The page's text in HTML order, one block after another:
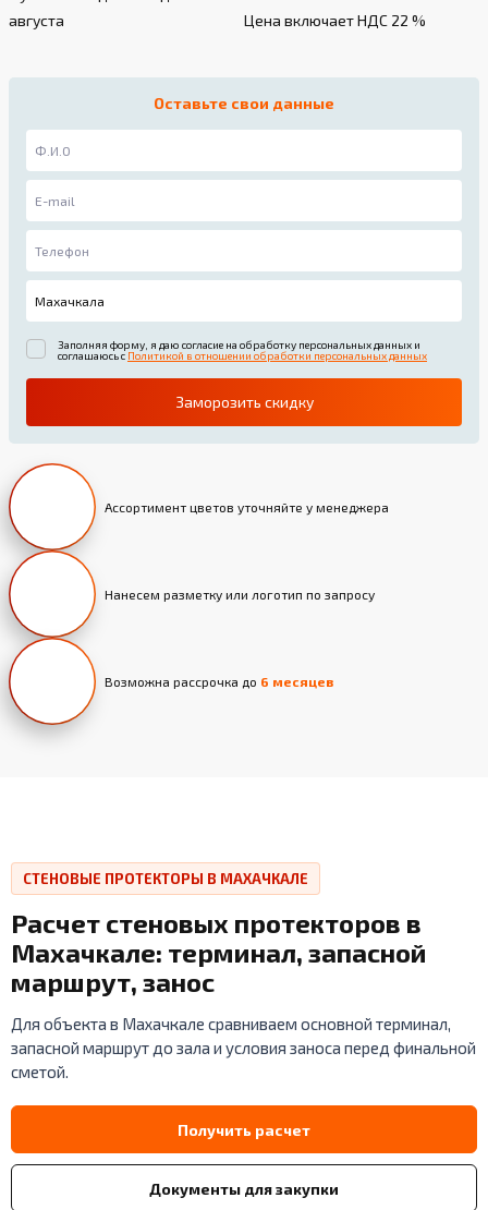
августа
Цена включает НДС 22 %
Оставьте свои данные
Заполняя форму, я даю согласие на обработку персональных данных и
соглашаюсь с Политикой в отношении обработки персональных данных
Заморозить скидку
Ассортимент цветов уточняйте у менеджера
Нанесем разметку или логотип по запросу
Возможна рассрочка до 6 месяцев
СТЕНОВЫЕ ПРОТЕКТОРЫ В МАХАЧКАЛЕ
Расчет стеновых протекторов в
Махачкале: терминал, запасной
маршрут, занос
Для объекта в Махачкале сравниваем основной терминал,
запасной маршрут до зала и условия заноса перед финальной
сметой.
Получить расчет
Документы для закупки